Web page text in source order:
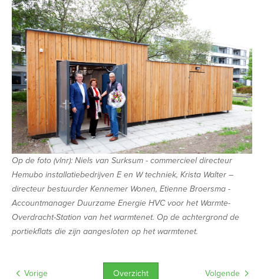
Op de foto (vlnr): Niels van Surksum - commercieel directeur
Hemubo installatiebedrijven E en W techniek, Krista Walter –
directeur bestuurder Kennemer Wonen, Etienne Broersma -
Accountmanager Duurzame Energie HVC voor het Warmte-
Overdracht-Station van het warmtenet. Op de achtergrond de
portiekflats die zijn aangesloten op het warmtenet.
Volgende
Overzicht
Vorige